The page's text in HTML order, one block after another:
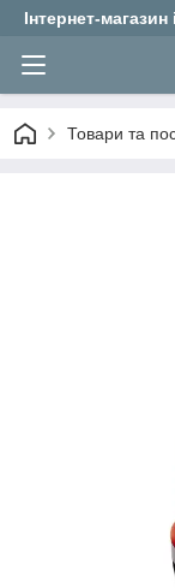
Інтернет-
Товари та